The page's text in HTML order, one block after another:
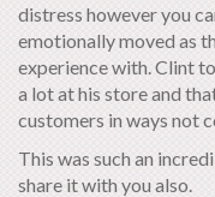
distress however you
emotionally moved as
experience with. Clint
a lot at his store and
customers in ways not
This was such an
share it with you also.